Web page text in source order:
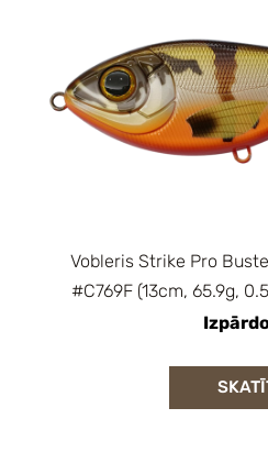
Vobleris Strike Pro
#C769F (13cm, 65.9g,